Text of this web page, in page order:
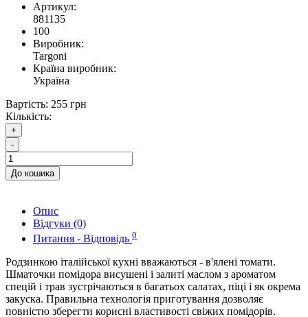
Артикул:
881135
100
Виробник:
Targoni
Країна виробник:
Україна
Вартість: 255 грн
Кількість:
+
-
До кошика
Опис
Відгуки (0)
Питання - Відповідь 0
Родзинкою італійської кухні вважаються - в'ялені томати.
Шматочки помідора висушені і залиті маслом з ароматом
спецій і трав зустрічаються в багатьох салатах, піці і як окрема
закуска. Правильна технологія приготування дозволяє
повністю зберегти корисні властивості свіжих помідорів.